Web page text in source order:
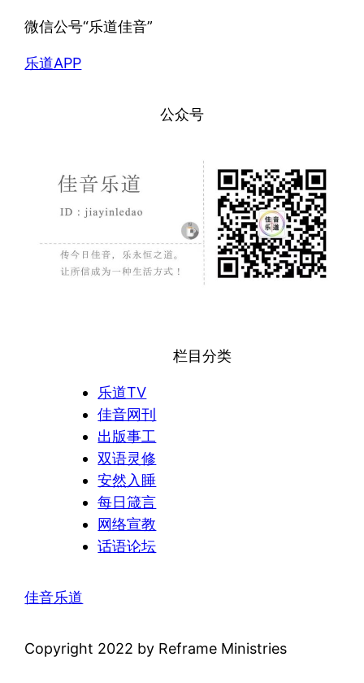
微信公号“乐道佳音”
乐道APP
公众号
栏目分类
乐道TV
佳音网刊
出版事工
双语灵修
安然入睡
每日箴言
网络宣教
话语论坛
佳音乐道
Copyright 2022 by Reframe Ministries